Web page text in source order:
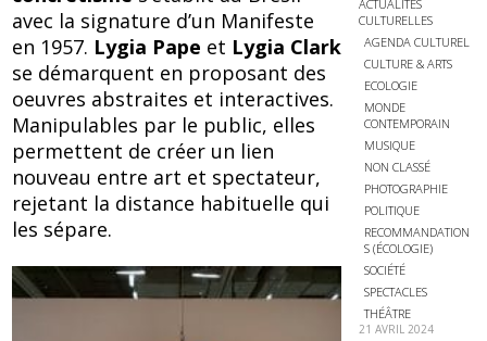
avec la signature d’un Manifeste
en 1957. Lygia Pape et Lygia Clark
se démarquent en proposant des
oeuvres abstraites et interactives.
Manipulables par le public, elles
permettent de créer un lien
nouveau entre art et spectateur,
rejetant la distance habituelle qui
les sépare.
ACTUALITÉS
CULTURELLES
AGENDA CULTUREL
CULTURE & ARTS
ECOLOGIE
MONDE
CONTEMPORAIN
MUSIQUE
NON CLASSÉ
PHOTOGRAPHIE
POLITIQUE
RECOMMANDATION
S (ÉCOLOGIE)
SOCIÉTÉ
SPECTACLES
THÉÂTRE
21 AVRIL 2024